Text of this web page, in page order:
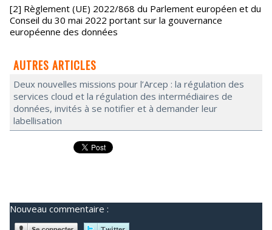
[2] Règlement (UE) 2022/868 du Parlement européen et du
Conseil du 30 mai 2022 portant sur la gouvernance
européenne des données
AUTRES ARTICLES
Deux nouvelles missions pour l’Arcep : la régulation des
services cloud et la régulation des intermédiaires de
données, invités à se notifier et à demander leur
labellisation
Nouveau commentaire :